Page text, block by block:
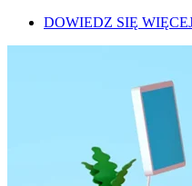
DOWIEDZ SIĘ